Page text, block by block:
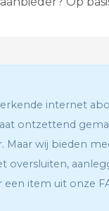
internet
ontzettend
Maar wij bieden
oversluiten,
een item uit onze